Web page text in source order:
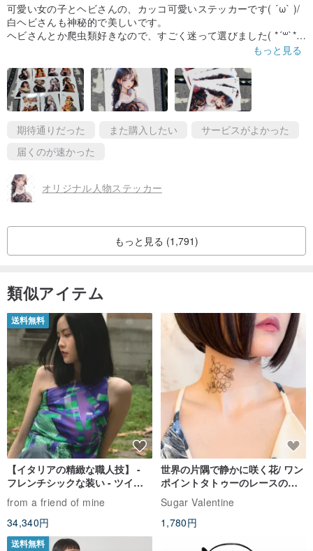
可愛い女の子とヘビさんの、カッコ可愛いステッカーです( ´ω` )/
白ヘビさんも神秘的で美しいです。
ヘビさんとか爬虫類好きなので、すごく迷って選びました( *´꒳`*)
もっと見る
期待通りだった また購入したい
サービスがよかった
届くのが速かった
オリジナル人物ステッカー
もっと見る (1,791)
類似アイテム
送料無料
【イタリアの精緻な職人技】 -
フレンチシックな装い - ツイル
プリントシルクスカーフトップ
ス
from a friend of mine
34,340円
世界の片隅で静かに咲く花/ ワン
ポイントタトゥーのレースのチ
ョーカー SV649
Sugar Valentine
1,780円
送料無料